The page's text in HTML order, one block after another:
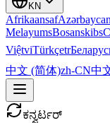
KN
AfrikaansafAzərbaycan
MelayumsBosanskibs
ViệtviTürkçetr
中文 (简体)zh-CN中
ಕನ್ವರ್ಟರ್